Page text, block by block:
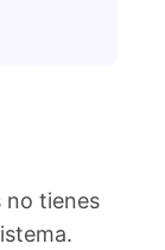
no tienes